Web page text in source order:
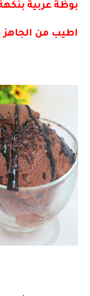
بوظة عربية
اطيب من الجاهز